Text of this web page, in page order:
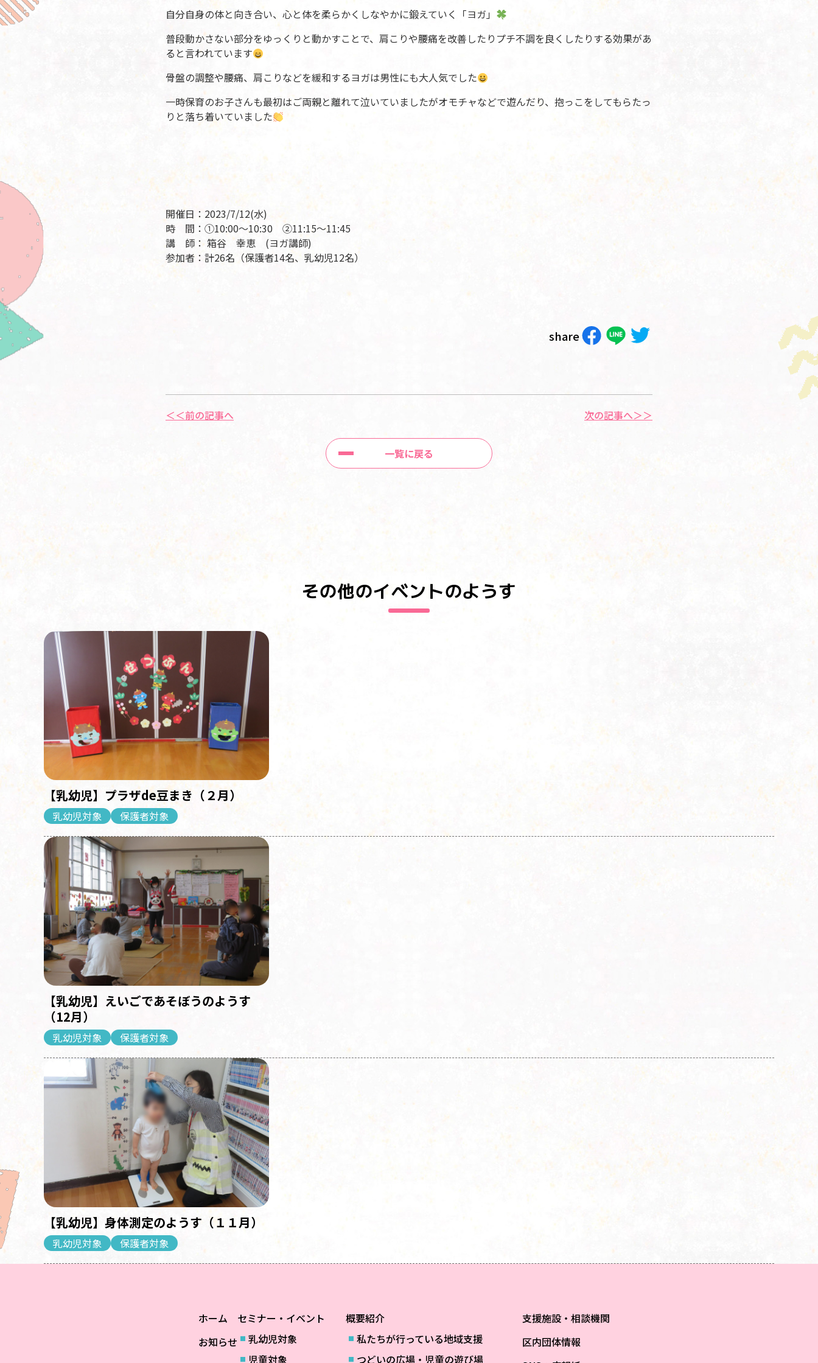
自分自身の体と向き合い、心と体を柔らかくしなやかに鍛えていく「ヨガ」
普段動かさない部分をゆっくりと動かすことで、肩こりや腰痛を改善したりプチ不調を良くしたりする効果があ
ると言われています
骨盤の調整や腰痛、肩こりなどを緩和するヨガは男性にも大人気でした
一時保育のお子さんも最初はご両親と離れて泣いていましたがオモチャなどで遊んだり、抱っこをしてもらたっ
りと落ち着いていました
開催日：2023/7/12(水)
時 間：①10:00～10:30 ②11:15～11:45
講 師： 箱谷 幸恵 (ヨガ講師)
参加者：計26名（保護者14名、乳幼児12名）
share
＜＜前の記事へ
一覧に戻る
次の記事へ＞＞
その他のイベントのようす
【乳幼児】プラザde豆まき（２月）
乳幼児対象 保護者対象
【乳幼児】えいごであそぼうのようす
（12月）
乳幼児対象 保護者対象
【乳幼児】身体測定のようす（１１月）
乳幼児対象 保護者対象
ホーム
お知らせ
セミナー・イベント
乳幼児対象
児童対象
概要紹介
私たちが行っている地域支援
つどいの広場・児童の遊び場
支援施設・相談機関
区内団体情報